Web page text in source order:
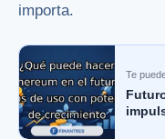
importa.
Te